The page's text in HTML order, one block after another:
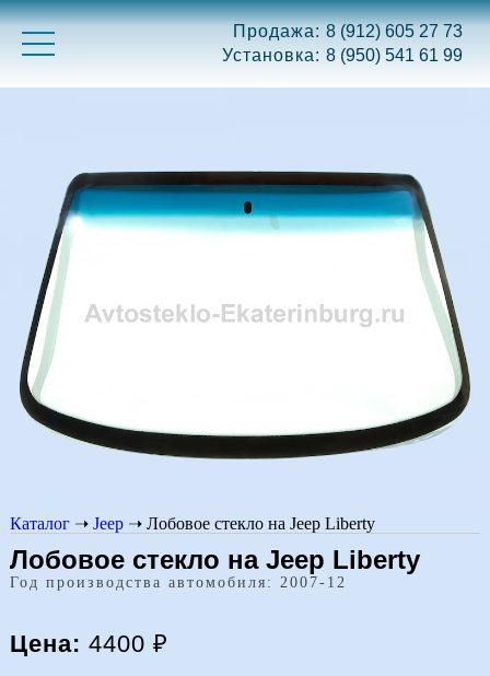
Продажа: 8 (912) 605 27 73
Установка: 8 (950) 541 61 99
Каталог ➝ Jeep ➝ Лобовое стекло на Jeep Liberty
Лобовое стекло на Jeep Liberty
Год производства автомобиля: 2007-12
Цена: 4400 ₽